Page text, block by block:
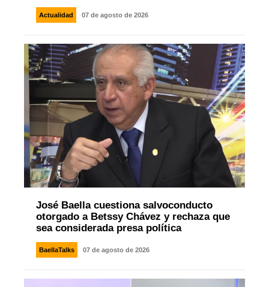
Actualidad 07 de agosto de 2026
José Baella cuestiona salvoconducto
otorgado a Betssy Chávez y rechaza que
sea considerada presa política
BaellaTalks 07 de agosto de 2026